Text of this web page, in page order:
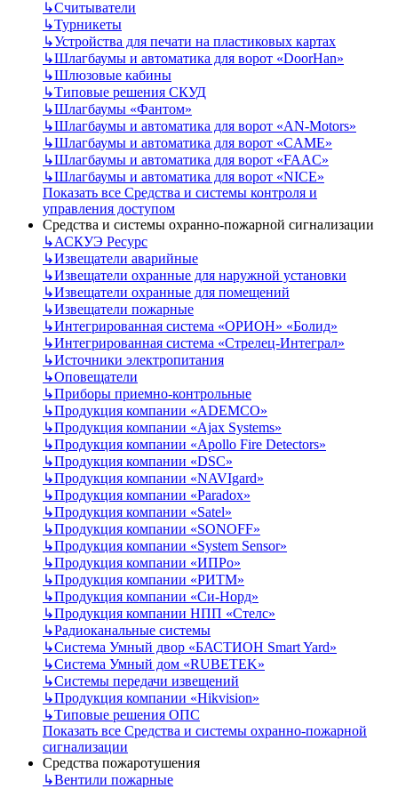
↳Считыватели
↳Турникеты
↳Устройства для печати на пластиковых картах
↳Шлагбаумы и автоматика для ворот «DoorHan»
↳Шлюзовые кабины
↳Типовые решения СКУД
↳Шлагбаумы «Фантом»
↳Шлагбаумы и автоматика для ворот «AN-Motors»
↳Шлагбаумы и автоматика для ворот «CAME»
↳Шлагбаумы и автоматика для ворот «FAAC»
↳Шлагбаумы и автоматика для ворот «NICE»
Показать все Средства и системы контроля и
управления доступом
Средства и системы охранно-пожарной сигнализации
↳АСКУЭ Ресурс
↳Извещатели аварийные
↳Извещатели охранные для наружной установки
↳Извещатели охранные для помещений
↳Извещатели пожарные
↳Интегрированная система «ОРИОН» «Болид»
↳Интегрированная система «Стрелец-Интеграл»
↳Источники электропитания
↳Оповещатели
↳Приборы приемно-контрольные
↳Продукция компании «ADEMCO»
↳Продукция компании «Ajax Systems»
↳Продукция компании «Apollo Fire Detectors»
↳Продукция компании «DSC»
↳Продукция компании «NAVIgard»
↳Продукция компании «Paradox»
↳Продукция компании «Satel»
↳Продукция компании «SONOFF»
↳Продукция компании «System Sensor»
↳Продукция компании «ИПРо»
↳Продукция компании «РИТМ»
↳Продукция компании «Си-Норд»
↳Продукция компании НПП «Стелс»
↳Радиоканальные системы
↳Система Умный двор «БАСТИОН Smart Yard»
↳Система Умный дом «RUBETEK»
↳Системы передачи извещений
↳Продукция компании «Hikvision»
↳Типовые решения ОПС
Показать все Средства и системы охранно-пожарной
сигнализации
Средства пожаротушения
↳Вентили пожарные